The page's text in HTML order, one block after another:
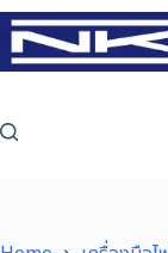
Skip
to
content